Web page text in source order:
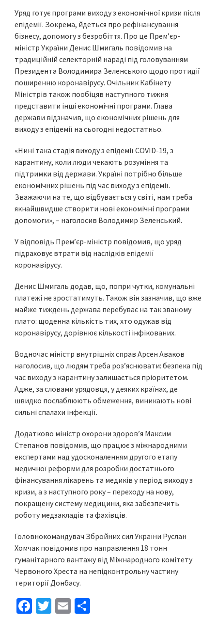
Уряд готує програми виходу з економічної кризи після
епідемії. Зокрема, йдеться про рефінансування
бізнесу, допомогу з безробіття. Про це Прем’єр-
міністр України Денис Шмигаль повідомив на
традиційній селекторній нараді під головуванням
Президента Володимира Зеленського щодо протидії
поширенню коронавірусу. Очільник Кабінету
Міністрів також пообіцяв наступного тижня
представити інші економічні програми. Глава
держави відзначив, що економічних рішень для
виходу з епідемії на сьогодні недостатньо.
«Нині така стадія виходу з епідемії COVID-19, з
карантину, коли люди чекають розуміння та
підтримки від держави. Україні потрібно більше
економічних рішень під час виходу з епідемії.
Зважаючи на те, що відбувається у світі, нам треба
якнайшвидше створити нові економічні програми
допомоги», – наголосив Володимир Зеленський.
У відповідь Прем’єр-міністр повідомив, що уряд
підраховує втрати від наслідків епідемії
коронавірусу.
Денис Шмигаль додав, що, попри чутки, комунальні
платежі не зростатимуть. Також він зазначив, що вже
майже тиждень держава перебуває на так званому
плато: щоденна кількість тих, хто одужав від
коронавірусу, дорівнює кількості інфікованих.
Водночас міністр внутрішніх справ Арсен Аваков
наголосив, що людям треба роз’яснювати: безпека під
час виходу з карантину залишається пріоритетом.
Адже, за словами урядовця, у деяких країнах, де
швидко послаблюють обмеження, виникають нові
сильні спалахи інфекції.
Додатково міністр охорони здоров’я Максим
Степанов повідомив, що працює з міжнародними
експертами над удосконаленням другого етапу
медичної реформи для розробки достатнього
фінансування лікарень та медиків у період виходу з
кризи, а з наступного року – переходу на нову,
покращену систему медицини, яка забезпечить
роботу медзакладів та фахівців.
Головнокомандувач Збройних сил України Руслан
Хомчак повідомив про направлення 18 тонн
гуманітарного вантажу від Міжнародного комітету
Червоного Хреста на непідконтрольну частину
території Донбасу.
Fa T
E